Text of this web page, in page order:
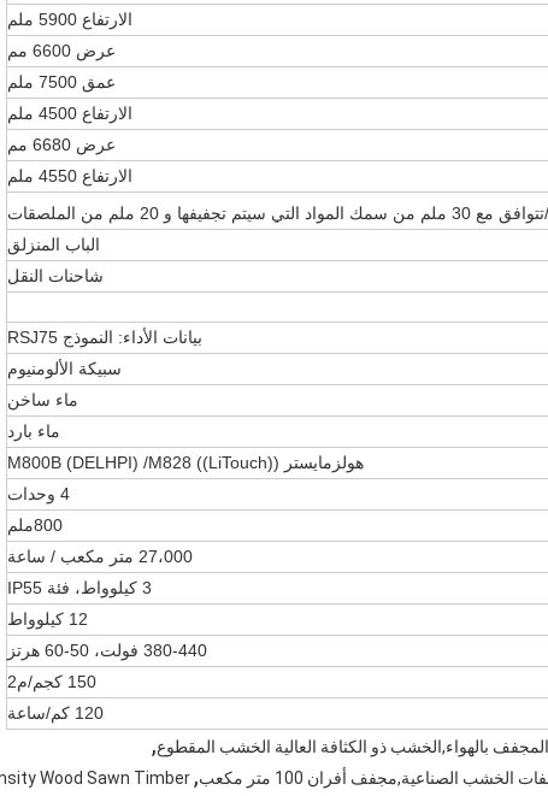
الارتفاع 5900 ملم
عرض 6600 مم
عمق 7500 ملم
الارتفاع 4500 ملم
عرض 6680 مم
الارتفاع 4550 ملم
/تتوافق مع 30 ملم من سمك المواد التي سيتم تجفيفها و 20 ملم من الملصقات
الباب المنزلق
شاحنات النقل
بيانات الأداء: النموذج RSJ75
سبيكة الألومنيوم
ماء ساخن
ماء بارد
هولزمايستر M800B (DELHPI) /M828 ((LiTouch))
4 وحدات
800ملم
27،000 متر مكعب / ساعة
3 كيلوواط، فئة IP55
12 كيلوواط
380-440 فولت، 50-60 هرتز
150 كجم/م2
120 كم/ساعة
بالهواء,الخشب ذو الكثافة العالية الخشب المقطوع,
,
Wood Sawn Timber